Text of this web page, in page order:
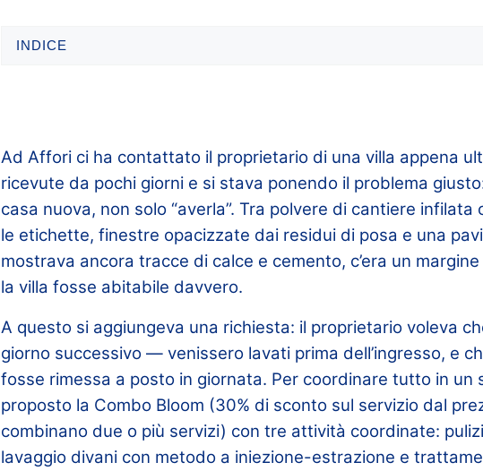
INDICE
Ad Affori ci ha contattato il proprietario di una villa appena
ricevute da pochi giorni e si stava ponendo il problema
casa nuova, non solo “averla”. Tra polvere di cantiere
le etichette, finestre opacizzate dai residui di posa e una
mostrava ancora tracce di calce e cemento, c’era un
la villa fosse abitabile davvero.
A questo si aggiungeva una richiesta: il proprietario voleva
giorno successivo — venissero lavati prima dell’ingresso, e
fosse rimessa a posto in giornata. Per coordinare tutto in un
proposto la Combo Bloom (30% di sconto sul servizio dal
combinano due o più servizi) con tre attività coordinate:
lavaggio divani con metodo a iniezione-estrazione e